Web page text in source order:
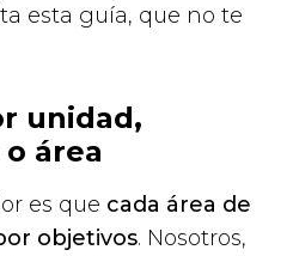
esta guía, que no te
unidad,
área
es que cada área de
objetivos. Nosotros,